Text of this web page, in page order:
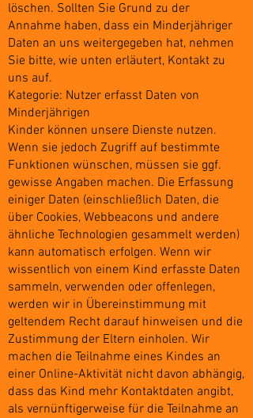
löschen. Sollten Sie Grund zu der
Annahme haben, dass ein Minderjähriger
Daten an uns weitergegeben hat, nehmen
Sie bitte, wie unten erläutert, Kontakt zu
uns auf.
Kategorie: Nutzer erfasst Daten von
Minderjährigen
Kinder können unsere Dienste nutzen.
Wenn sie jedoch Zugriff auf bestimmte
Funktionen wünschen, müssen sie ggf.
gewisse Angaben machen. Die Erfassung
einiger Daten (einschließlich Daten, die
über Cookies, Webbeacons und andere
ähnliche Technologien gesammelt werden)
kann automatisch erfolgen. Wenn wir
wissentlich von einem Kind erfasste Daten
sammeln, verwenden oder offenlegen,
werden wir in Übereinstimmung mit
geltendem Recht darauf hinweisen und die
Zustimmung der Eltern einholen. Wir
machen die Teilnahme eines Kindes an
einer Online-Aktivität nicht davon abhängig,
dass das Kind mehr Kontaktdaten angibt,
als vernünftigerweise für die Teilnahme an